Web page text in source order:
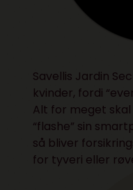
Savellis Jardin
kvinder, fordi
Alt for meget
“flashe” sin
så bliver
for tyveri eller